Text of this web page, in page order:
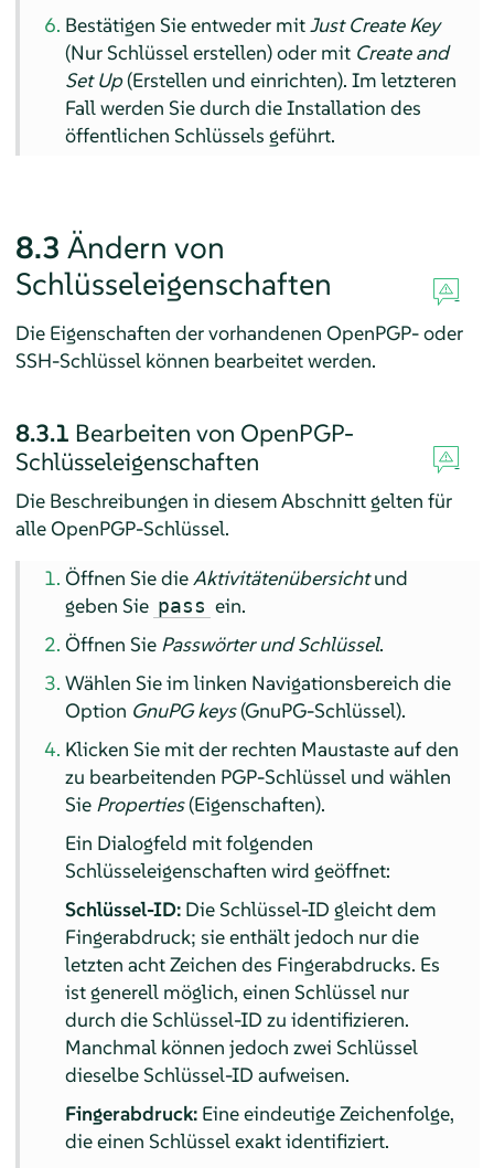
Bestätigen Sie entweder mitJust Create Key
(Nur Schlüssel erstellen) oder mit Create and
Set Up(Erstellen und einrichten). Im letzteren
Fall werden Sie durch die Installation des
öffentlichen Schlüssels geführt.
8.3 Ändern von
Schlüsseleigenschaften
Die Eigenschaften der vorhandenen OpenPGP- oder
SSH-Schlüssel können bearbeitet werden.
8.3.1 Bearbeiten von OpenPGP-
Schlüsseleigenschaften
Die Beschreibungen in diesem Abschnitt gelten für
alle OpenPGP-Schlüssel.
Öffnen Sie die Aktivitätenübersichtund
geben Sie pass ein.
Öffnen Sie Passwörter und Schlüssel.
Wählen Sie im linken Navigationsbereich die
Option GnuPG keys(GnuPG-Schlüssel).
Klicken Sie mit der rechten Maustaste auf den
zu bearbeitenden PGP-Schlüssel und wählen
Sie Properties(Eigenschaften).
Ein Dialogfeld mit folgenden
Schlüsseleigenschaften wird geöffnet:
Schlüssel-ID: Die Schlüssel-ID gleicht dem
Fingerabdruck; sie enthält jedoch nur die
letzten acht Zeichen des Fingerabdrucks. Es
ist generell möglich, einen Schlüssel nur
durch die Schlüssel-ID zu identifizieren.
Manchmal können jedoch zwei Schlüssel
dieselbe Schlüssel-ID aufweisen.
Fingerabdruck: Eine eindeutige Zeichenfolge,
die einen Schlüssel exakt identifiziert.